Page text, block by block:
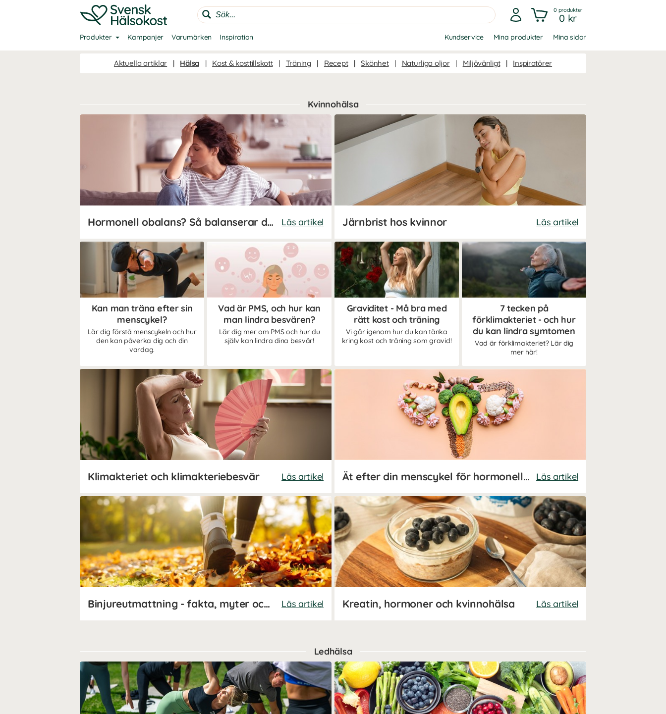
0 produkter
0 kr
Produkter Kampanjer Varumärken Inspiration Kundservice Mina produkter Mina sidor
Aktuella artiklar | Hälsa | Kost & kosttillskott | Träning | Recept | Skönhet | Naturliga oljor | Miljövänligt | Inspiratörer
Kvinnohälsa
Hormonell obalans? Så balanserar du dina hormoner på naturlig väg Läs artikel Järnbrist hos kvinnor Läs artikel
Kan man träna efter sin
menscykel?
Lär dig förstå menscykeln och hur
den kan påverka dig och din
vardag.
Vad är PMS, och hur kan
man lindra besvären?
Lär dig mer om PMS och hur du
själv kan lindra dina besvär!
Graviditet - Må bra med
rätt kost och träning
Vi går igenom hur du kan tänka
kring kost och träning som gravid!
7 tecken på
förklimakteriet - och hur
du kan lindra symtomen
Vad är förklimakteriet? Lär dig
mer här!
Klimakteriet och klimakteriebesvär Läs artikel Ät efter din menscykel för hormonell balans Läs artikel
Binjureutmattning - fakta, myter och vägen till välmående Läs artikel Kreatin, hormoner och kvinnohälsa Läs artikel
Ledhälsa